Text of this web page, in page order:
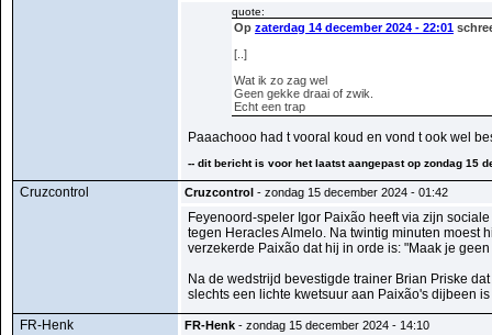
quote:
Op zaterdag 14 december 2024 - 22:01
[..]
Wat ik zo zag wel
Geen gekke draai of zwik.
Echt een trap
Paaachooo had t vooral koud en vond t ook wel
-- dit bericht is voor het laatst aangepast op zondag 15
Cruzcontrol Cruzcontrol - zondag 15 december 2024 - 01:42
Feyenoord-speler Igor Paixão heeft via zijn
tegen Heracles Almelo. Na twintig minuten moest
verzekerde Paixão dat hij in orde is: "Maak je
Na de wedstrijd bevestigde trainer Brian Priske
slechts een lichte kwetsuur aan Paixão's dijbeen is
FR-Henk
FR-Henk - zondag 15 december 2024 - 14:10